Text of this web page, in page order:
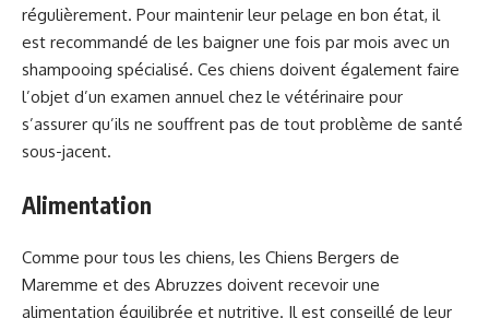
régulièrement. Pour maintenir leur pelage en bon état, il
est recommandé de les baigner une fois par mois avec un
shampooing spécialisé. Ces chiens doivent également faire
l’objet d’un examen annuel chez le vétérinaire pour
s’assurer qu’ils ne souffrent pas de tout problème de santé
sous-jacent.
Alimentation
Comme pour tous les chiens, les Chiens Bergers de
Maremme et des Abruzzes doivent recevoir une
alimentation équilibrée et nutritive. Il est conseillé de leur